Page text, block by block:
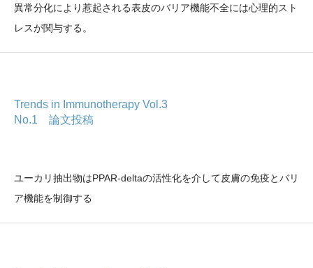
異常分化により惹起される表皮のバリア機能不全には心理的スト
レスが関与する。
Trends in Immunotherapy Vol.3
No.1 論文投稿
ユーカリ抽出物はPPAR-deltaの活性化を介して皮膚の免疫とバリ
ア機能を制御する